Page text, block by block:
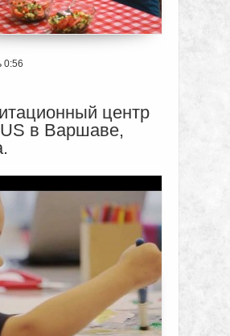
0:56
центр
в Варшаве,